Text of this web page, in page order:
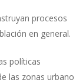
procesos
en general.
políticas
las zonas urbano